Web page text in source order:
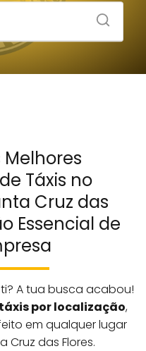
Táxis no
Cruz das
Essencial de
A tua busca acabou!
por localização,
em qualquer lugar
Cruz das Flores.